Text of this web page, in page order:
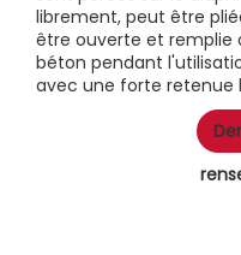
librement, peut être
être ouverte et remplie
béton pendant
avec une forte retenue